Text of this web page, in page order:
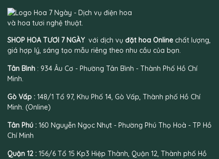
SHOP HOA TƯƠI 7 NGÀY với dịch vụ đặt hoa Online chất lượng,
giá hợp lý, sáng tạo mẫu riêng theo nhu cầu của bạn.
Tân Bình : 934 Âu Cơ - Phường Tân Bình - Thành Phố Hồ Chí
Minh.
Gò Vấp : 148/1 Tổ 97, Khu Phố 14, Gò Vấp, Thành phố Hồ Chí
Minh. (Online)
Tân Phú : 160 Nguyễn Ngọc Nhựt - Phường Phú Thọ Hoà - TP Hồ
Chí Minh
Quận 12 : 156/6 Tổ 15 Kp3 Hiệp Thành, Quận 12, Thành phố Hồ